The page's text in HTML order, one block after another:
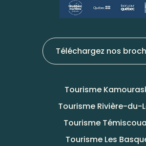
Téléchargez nos
Tourisme
Tourisme Rivière-du-
Tourisme
Tourisme Les